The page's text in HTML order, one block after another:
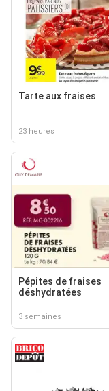
Tarte aux fraises
23 heures
Pépites de fraises
déshydratées
3 semaines